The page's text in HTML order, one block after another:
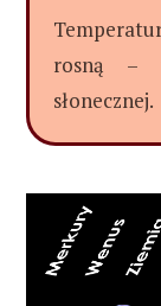
rosną –
słonecznej.